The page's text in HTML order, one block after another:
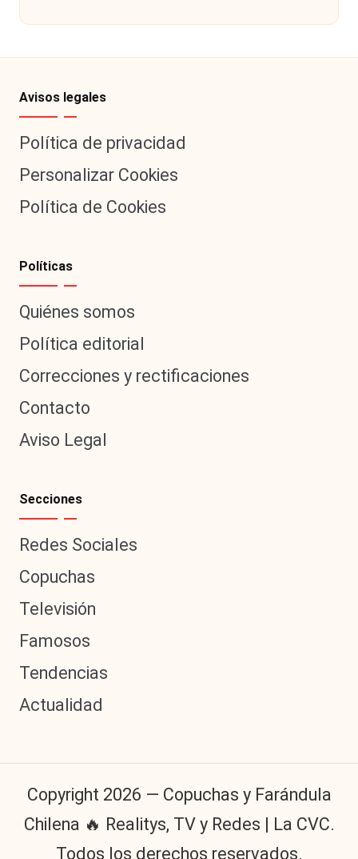
Avisos legales
Política de privacidad
Personalizar Cookies
Política de Cookies
Políticas
Quiénes somos
Política editorial
Correcciones y rectificaciones
Contacto
Aviso Legal
Secciones
Redes Sociales
Copuchas
Televisión
Famosos
Tendencias
Actualidad
Copyright 2026 — Copuchas y Farándula
Chilena 🔥 Realitys, TV y Redes | La CVC.
Todos los derechos reservados.